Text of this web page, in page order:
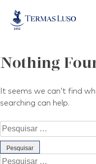
content
Nothing
It seems we can’t find
searching can help.
Pesquisar
por:
Pesquisar